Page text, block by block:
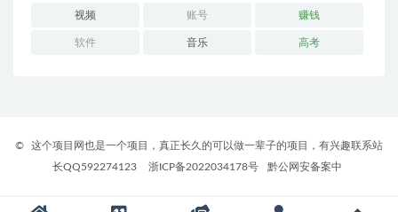
视频 账号 赚钱
软件 音乐 高考
©
这个项目网也是一个项目，真正长久的可以做一辈子的项目，有兴趣联系站
长QQ592274123
浙ICP备2022034178号 黔公网安备案中